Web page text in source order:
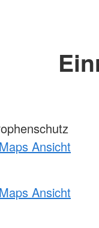
Ansicht
Ansicht